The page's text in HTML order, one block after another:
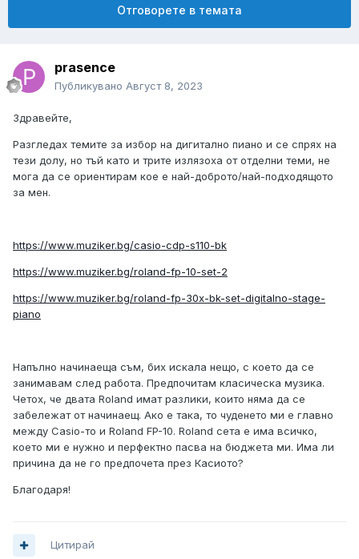
Отговорете в темата
prasence
Публикувано Август 8, 2023
Здравейте,
Разгледах темите за избор на дигитално пиано и се спрях на
тези долу, но тъй като и трите излязоха от отделни теми, не
мога да се ориентирам кое е най-доброто/най-подходящото
за мен.
https://www.muziker.bg/casio-cdp-s110-bk
https://www.muziker.bg/roland-fp-10-set-2
https://www.muziker.bg/roland-fp-30x-bk-set-digitalno-stage-
piano
Напълно начинаеща съм, бих искала нещо, с което да се
занимавам след работа. Предпочитам класическа музика.
Четох, че двата Roland имат разлики, които няма да се
забележат от начинаещ. Ако е така, то чуденето ми е главно
между Casio-то и Roland FP-10. Roland сета е има всичко,
което ми е нужно и перфектно пасва на бюджета ми. Има ли
причина да не го предпочета през Касиото?
Благодаря!
Цитирай